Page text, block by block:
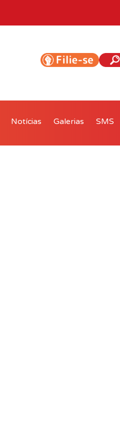
Notícias Galerias SMS